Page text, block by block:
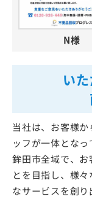
い
当社は、お客様
ッフが一体となっ
鉾田市全域で、
とを目指し、様
なサービスを創り
N様